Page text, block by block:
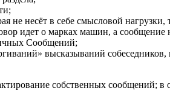
несёт в себе смысловой нагрузки,
идет о марках машин, а сообщение
Сообщений;
высказываний
собственных сообщений;